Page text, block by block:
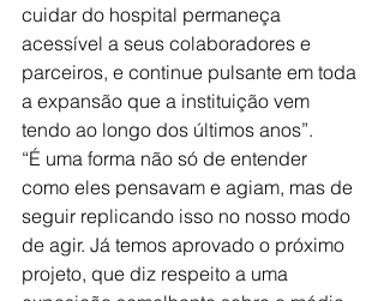
cuidar do hospital permaneça
acessível a seus colaboradores e
parceiros, e continue pulsante em toda
a expansão que a instituição vem
tendo ao longo dos últimos anos”.
“É uma forma não só de entender
como eles pensavam e agiam, mas de
seguir replicando isso no nosso modo
de agir. Já temos aprovado o próximo
projeto, que diz respeito a uma